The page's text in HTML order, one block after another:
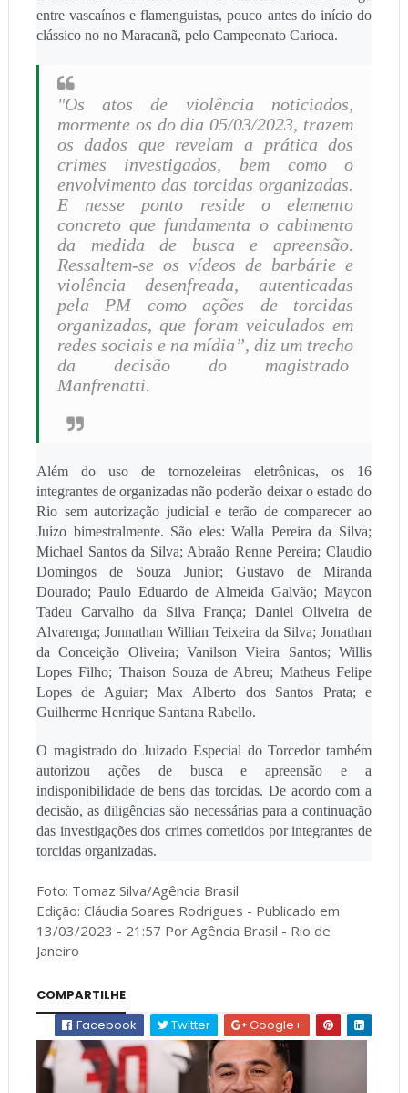
entre vascaínos e flamenguistas, pouco antes do início do
clássico no no Maracanã, pelo Campeonato Carioca.
"Os atos de violência noticiados,
mormente os do dia 05/03/2023, trazem
os dados que revelam a prática dos
crimes investigados, bem como o
envolvimento das torcidas organizadas.
E nesse ponto reside o elemento
concreto que fundamenta o cabimento
da medida de busca e apreensão.
Ressaltem-se os vídeos de barbárie e
violência desenfreada, autenticadas
pela PM como ações de torcidas
organizadas, que foram veiculados em
redes sociais e na mídia”, diz um trecho
da decisão do magistrado
Manfrenatti.
Além do uso de tornozeleiras eletrônicas, os 16
integrantes de organizadas não poderão deixar o estado do
Rio sem autorização judicial e terão de comparecer ao
Juízo bimestralmente. São eles: Walla Pereira da Silva;
Michael Santos da Silva; Abraão Renne Pereira; Claudio
Domingos de Souza Junior; Gustavo de Miranda
Dourado; Paulo Eduardo de Almeida Galvão; Maycon
Tadeu Carvalho da Silva França; Daniel Oliveira de
Alvarenga; Jonnathan Willian Teixeira da Silva; Jonathan
da Conceição Oliveira; Vanilson Vieira Santos; Willis
Lopes Filho; Thaison Souza de Abreu; Matheus Felipe
Lopes de Aguiar; Max Alberto dos Santos Prata; e
Guilherme Henrique Santana Rabello.
O magistrado do Juizado Especial do Torcedor também
autorizou ações de busca e apreensão e a
indisponibilidade de bens das torcidas. De acordo com a
decisão, as diligências são necessárias para a continuação
das investigações dos crimes cometidos por integrantes de
torcidas organizadas.
Foto: Tomaz Silva/Agência Brasil
Edição: Cláudia Soares Rodrigues - Publicado em
13/03/2023 - 21:57 Por Agência Brasil - Rio de
Janeiro
COMPARTILHE
Facebook
Twitter Google+